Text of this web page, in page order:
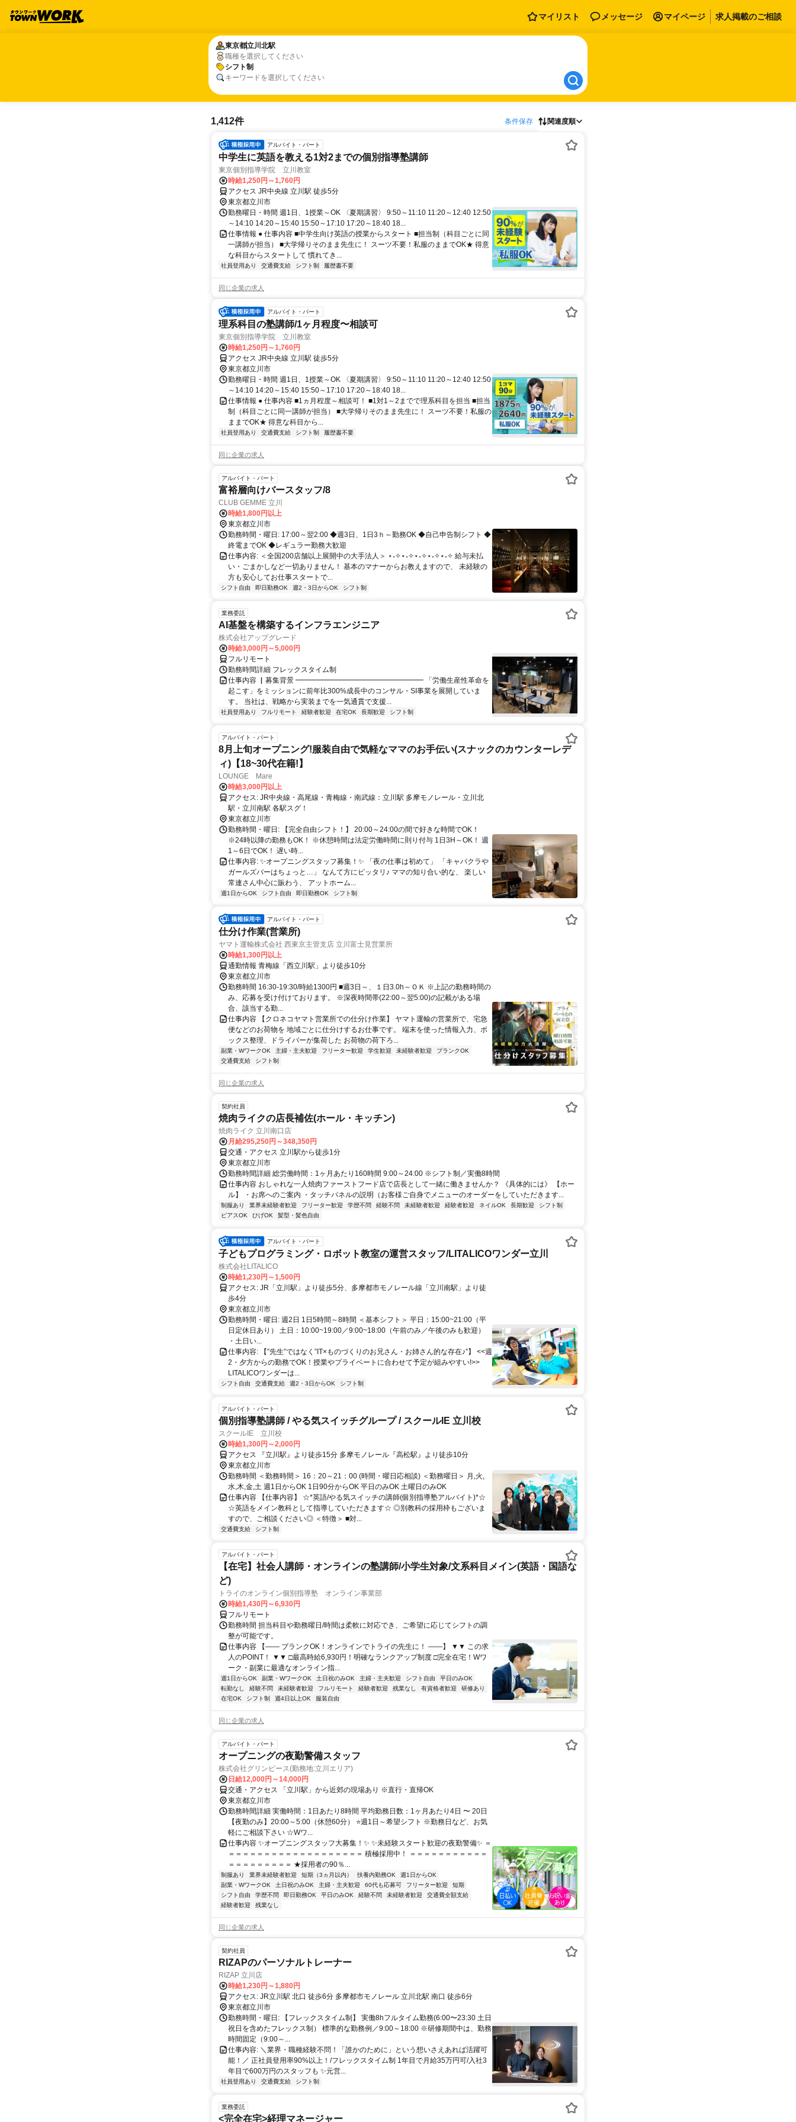
マイリスト メッセージ マイページ 求人掲載のご相談
東京都立川北駅
職種を選択してください
シフト制
キーワードを選択してください
東京都立川北駅
シフト制
1,412件 条件保存 関連度順
アルバイト・パート
中学生に英語を教える1対2までの個別指導塾講師
東京個別指導学院 立川教室
時給1,250円～1,760円
アクセス JR中央線 立川駅 徒歩5分
東京都立川市
勤務曜日・時間 週1日、1授業～OK 〈夏期講習〉 9:50～11:10 11:20～12:40 12:50
～14:10 14:20～15:40 15:50～17:10 17:20～18:40 18...
仕事情報 ● 仕事内容 ■中学生向け英語の授業からスタート ■担当制（科目ごとに同
一講師が担当） ■大学帰りそのまま先生に！ スーツ不要！私服のままでOK★ 得意
な科目からスタートして 慣れてき...
社員登用あり 交通費支給 シフト制 履歴書不要
同じ企業の求人
アルバイト・パート
理系科目の塾講師/1ヶ月程度〜相談可
東京個別指導学院 立川教室
時給1,250円～1,760円
アクセス JR中央線 立川駅 徒歩5分
東京都立川市
勤務曜日・時間 週1日、1授業～OK 〈夏期講習〉 9:50～11:10 11:20～12:40 12:50
～14:10 14:20～15:40 15:50～17:10 17:20～18:40 18...
仕事情報 ● 仕事内容 ■1ヵ月程度～相談可！ ■1対1～2までで理系科目を担当 ■担当
制（科目ごとに同一講師が担当） ■大学帰りそのまま先生に！ スーツ不要！私服の
ままでOK★ 得意な科目から...
社員登用あり 交通費支給 シフト制 履歴書不要
同じ企業の求人
アルバイト・パート
富裕層向けバースタッフ/8
CLUB GEMME 立川
時給1,800円以上
東京都立川市
勤務時間・曜日: 17:00～翌2:00 ◆週3日、1日3ｈ～勤務OK ◆自己申告制シフト ◆
終電までOK ◆レギュラー勤務大歓迎
仕事内容: ＜全国200店舗以上展開中の大手法人＞ ⋆˖✧⋆˖✧⋆˖✧⋆˖✧⋆˖✧ 給与未払
い・ごまかしなど一切ありません！ 基本のマナーからお教えますので、 未経験の
方も安心してお仕事スタートで...
シフト自由 即日勤務OK 週2・3日からOK シフト制
業務委託
AI基盤を構築するインフラエンジニア
株式会社アップグレード
時給3,000円～5,000円
フルリモート
勤務時間詳細 フレックスタイム制
仕事内容 ▏募集背景 ━━━━━━━━━━━━━━━━━━ 「労働生産性革命を
起こす」をミッションに前年比300%成長中のコンサル・SI事業を展開していま
す。 当社は、戦略から実装までを一気通貫で支援...
社員登用あり フルリモート 経験者歓迎 在宅OK 長期歓迎 シフト制
アルバイト・パート
8月上旬オープニング!服装自由で気軽なママのお手伝い(スナックのカウンターレデ
ィ)【18~30代在籍!】
LOUNGE Mare
時給3,000円以上
アクセス: JR中央線・高尾線・青梅線・南武線：立川駅 多摩モノレール・立川北
駅・立川南駅 各駅スグ！
東京都立川市
勤務時間・曜日: 【完全自由シフト！】 20:00～24:00の間で好きな時間でOK！
※24時以降の勤務もOK！ ※休憩時間は法定労働時間に則り付与 1日3H～OK！ 週
1～6日でOK！ 遅い時...
仕事内容: ✨オープニングスタッフ募集！✨ 「夜の仕事は初めて」 「キャバクラや
ガールズバーはちょっと…」 なんて方にピッタリ♪ ママの知り合い的な、 楽しい
常連さん中心に賑わう、 アットホーム...
週1日からOK シフト自由 即日勤務OK シフト制
アルバイト・パート
仕分け作業(営業所)
ヤマト運輸株式会社 西東京主管支店 立川富士見営業所
時給1,300円以上
通勤情報 青梅線「西立川駅」より徒歩10分
東京都立川市
勤務時間 16:30-19:30/時給1300円 ■週3日～、１日3.0h～ＯＫ ※上記の勤務時間の
み、応募を受け付けております。 ※深夜時間帯(22:00～翌5:00)の記載がある場
合、該当する勤...
仕事内容 【クロネコヤマト営業所での仕分け作業】 ヤマト運輸の営業所で、宅急
便などのお荷物を 地域ごとに仕分けするお仕事です。 端末を使った情報入力、ボ
ックス整理、ドライバーが集荷した お荷物の荷下ろ...
副業・WワークOK 主婦・主夫歓迎 フリーター歓迎 学生歓迎 未経験者歓迎
ブランクOK
交通費支給
シフト制
同じ企業の求人
契約社員
焼肉ライクの店長補佐(ホール・キッチン)
焼肉ライク 立川南口店
月給295,250円～348,350円
交通・アクセス 立川駅から徒歩1分
東京都立川市
勤務時間詳細 総労働時間：1ヶ月あたり160時間 9:00～24:00 ※シフト制／実働8時間
仕事内容 おしゃれな一人焼肉ファーストフード店で店長として一緒に働きませんか？ 《具体的には》 【ホー
ル】 ・お席へのご案内 ・タッチパネルの説明（お客様ご自身でメニューのオーダーをしていただきます...
制服あり 業界未経験者歓迎 フリーター歓迎 学歴不問 経験不問 未経験者歓迎 経験者歓迎 ネイルOK 長期歓迎
シフト制
ピアスOK
ひげOK 髪型・髪色自由
アルバイト・パート
子どもプログラミング・ロボット教室の運営スタッフ/LITALICOワンダー立川
株式会社LITALICO
時給1,230円～1,500円
アクセス: JR「立川駅」より徒歩5分、多摩都市モノレール線「立川南駅」より徒
歩4分
東京都立川市
勤務時間・曜日: 週2日 1日5時間～8時間 ＜基本シフト＞ 平日：15:00~21:00（平
日定休日あり） 土日：10:00~19:00／9:00~18:00（午前のみ／午後のみも歓迎）
・土日い...
仕事内容: 【”先生”ではなく”IT×ものづくりのお兄さん・お姉さん的な存在♪”】 <<週
2・夕方からの勤務でOK！授業やプライベートに合わせて予定が組みやすい!>>
LITALICOワンダーは...
シフト自由 交通費支給 週2・3日からOK シフト制
アルバイト・パート
個別指導塾講師 / やる気スイッチグループ / スクールIE 立川校
スクールIE 立川校
時給1,300円～2,000円
アクセス 『立川駅』より徒歩15分 多摩モノレール『高松駅』より徒歩10分
東京都立川市
勤務時間 ＜勤務時間＞ 16：20～21：00 (時間・曜日応相談) ＜勤務曜日＞ 月,火,
水,木,金,土 週1日からOK 1日90分からOK 平日のみOK 土曜日のみOK
仕事内容 【仕事内容】 ☆*英語/やる気スイッチの講師(個別指導塾アルバイト)*☆
☆英語をメイン教科として指導していただきます☆ ◎別教科の採用枠もございま
すので、ご相談ください◎ ＜特徴＞ ■対...
交通費支給 シフト制
アルバイト・パート
【在宅】社会人講師・オンラインの塾講師/小学生対象/文系科目メイン(英語・国語な
ど)
トライのオンライン個別指導塾 オンライン事業部
時給1,430円～6,930円
フルリモート
勤務時間 担当科目や勤務曜日/時間は柔軟に対応でき、ご希望に応じてシフトの調
整が可能です。
仕事内容 【―― ブランクOK！オンラインでトライの先生に！ ――】 ▼▼ この求
人のPOINT！ ▼▼ □最高時給6,930円！明確なランクアップ制度 □完全在宅！Wワ
ーク・副業に最適なオンライン指...
週1日からOK 副業・WワークOK 土日祝のみOK 主婦・主夫歓迎 シフト自由
平日のみOK
転勤なし
経験不問 未経験者歓迎 フルリモート 経験者歓迎 残業なし 有資格者歓迎
研修あり
在宅OK
シフト制 週4日以上OK 服装自由
同じ企業の求人
アルバイト・パート
オープニングの夜勤警備スタッフ
株式会社グリンピース(勤務地:立川エリア)
日給12,000円～14,000円
交通・アクセス 「立川駅」から近郊の現場あり ※直行・直帰OK
東京都立川市
勤務時間詳細 実働時間：1日あたり8時間 平均勤務日数：1ヶ月あたり4日 〜 20日
【夜勤のみ】20:00～5:00（休憩60分） ⭐週1日～希望シフト ※勤務日など、お気
軽にご相談下さい ☆Wワ...
仕事内容 ✨オープニングスタッフ大募集！✨ ✨未経験スタート歓迎の夜勤警備✨ ＝
＝＝＝＝＝＝＝＝＝＝＝＝＝＝＝＝＝＝＝ 積極採用中！ ＝＝＝＝＝＝＝＝＝＝＝
＝＝＝＝＝＝＝＝＝ ★採用者の90％...
制服あり 業界未経験者歓迎 短期（3ヵ月以内） 扶養内勤務OK
週1日からOK
副業・WワークOK
土日祝のみOK 主婦・主夫歓迎 60代も応募可 フリーター歓迎
短期
シフト自由
学歴不問 即日勤務OK 平日のみOK 経験不問 未経験者歓迎
交通費全額支給
経験者歓迎
残業なし
同じ企業の求人
契約社員
RIZAPのパーソナルトレーナー
RIZAP 立川店
時給1,230円～1,880円
アクセス: JR立川駅 北口 徒歩6分 多摩都市モノレール 立川北駅 南口 徒歩6分
東京都立川市
勤務時間・曜日: 【フレックスタイム制】 実働8hフルタイム勤務(6:00〜23:30 土日
祝日を含めたフレックス制） 標準的な勤務例／9:00～18:00 ※研修期間中は、勤務
時間固定（9:00～...
仕事内容: ＼業界・職種経験不問！「誰かのために」という想いさえあれば活躍可
能！／ 正社員登用率90%以上！/フレックスタイム制 1年目で月給35万円可/入社3
年目で600万円のスタッフも ✨元営...
社員登用あり 交通費支給 シフト制
業務委託
<完全在宅>経理マネージャー